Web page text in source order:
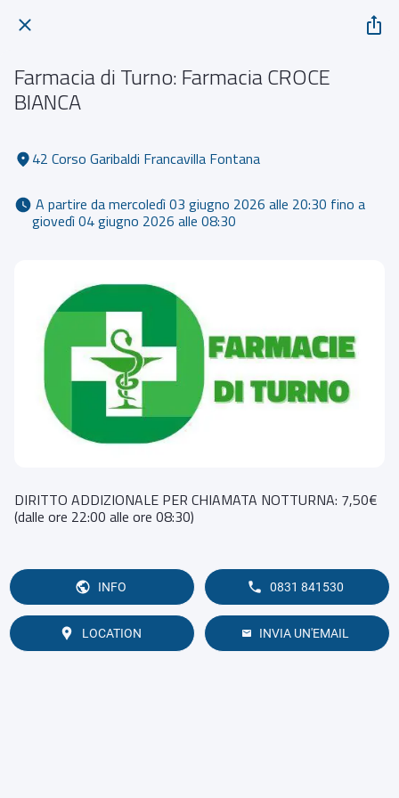
Farmacia di Turno: Farmacia CROCE
BIANCA
42 Corso Garibaldi Francavilla Fontana
giovedì 04 giugno 2026 alle 08:30
DIRITTO ADDIZIONALE PER CHIAMATA NOTTURNA: 7,50€
(dalle ore 22:00 alle ore 08:30)
INFO 0831 841530
LOCATION INVIA UN'EMAIL